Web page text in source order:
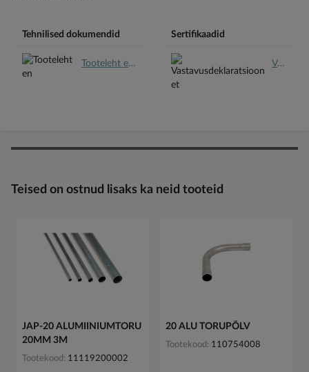
Tehnilised dokumendid
Tooteleht en.pdf
Sertifikaadid
Vastavusdeklaratsioon et.pdf
Teised on ostnud lisaks ka neid tooteid
JAP-20 ALUMIINIUMTORU
20MM 3M
Tootekood 11119200002
20 ALU TORUPÕLV
Tootekood 110754008